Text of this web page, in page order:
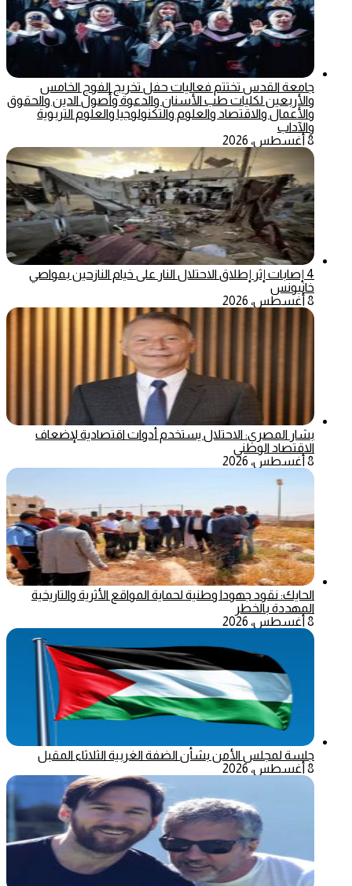
جامعة القدس تختتم فعاليات حفل تخريج الفوج الخامس
والأربعين لكليات طب الأسنان والدعوة وأصول الدين والحقوق
والأعمال والاقتصاد والعلوم والتكنولوجيا والعلوم التربوية
والآداب
8 أغسطس، 2026
4 إصابات إثر إطلاق الاحتلال النار على خيام النازحين بمواصي
خانيونس
8 أغسطس، 2026
بشار المصري: الاحتلال يستخدم أدوات اقتصادية لإضعاف
الاقتصاد الوطني
8 أغسطس، 2026
الحايك: نقود جهودا وطنية لحماية المواقع الأثرية والتاريخية
المهددة بالخطر
8 أغسطس، 2026
جلسة لمجلس الأمن بشأن الضفة الغربية الثلاثاء المقبل
8 أغسطس، 2026